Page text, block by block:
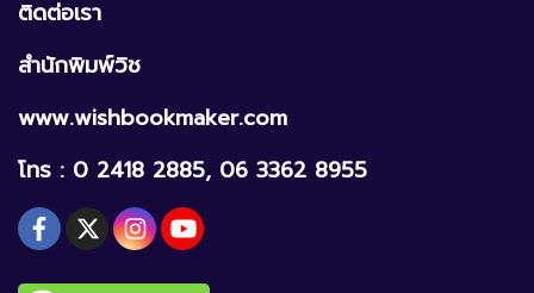
ติดต่อเรา
สำนักพิมพ์วิช
www.wishbookmaker.com
โทร : 0 2418 2885, 06 3362 8955